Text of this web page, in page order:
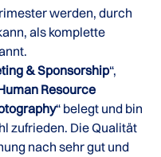
werden, durch
als komplette
& Sponsorship“,
Resource
“ belegt und bin
zufrieden. Die Qualität
nach sehr gut und